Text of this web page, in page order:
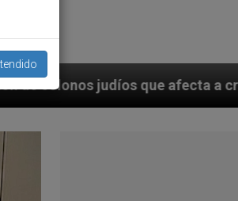
afecta a cristianos (y no sólo) en